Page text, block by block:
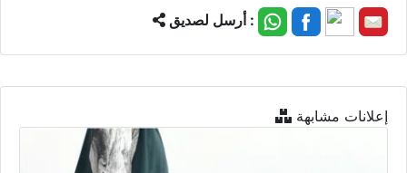
أرسل لصديق :
إعلانات مشابهة